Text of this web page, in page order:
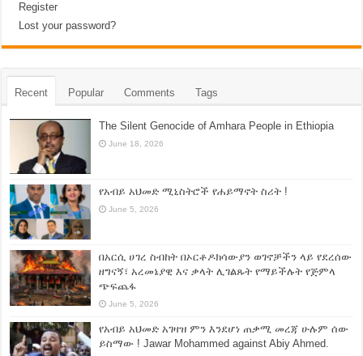
Register
Lost your password?
Recent Popular Comments Tags
The Silent Genocide of Amhara People in Ethiopia
June 18, 2026
የአብይ አህመድ ሚኒስትሮች የሐይማኖት ስሪት !
June 5, 2026
በአርሲ ሀገረ ስብከት በኦርቶዶክሳውያን ወገኖቻችን ላይ የደረሰው
ዘግናኝ፣ አረመኔያዊ እና ቃላት ሊገልጹት የማይችሉት የጅምላ
ጭፍጨፋ
June 5, 2026
የአብይ አህመድ አገዛዝ ምን እንደሆነ ጠቃሚ መረጃ ሁሉም ሰው
ይስማው ! Jawar Mohammed against Abiy Ahmed.